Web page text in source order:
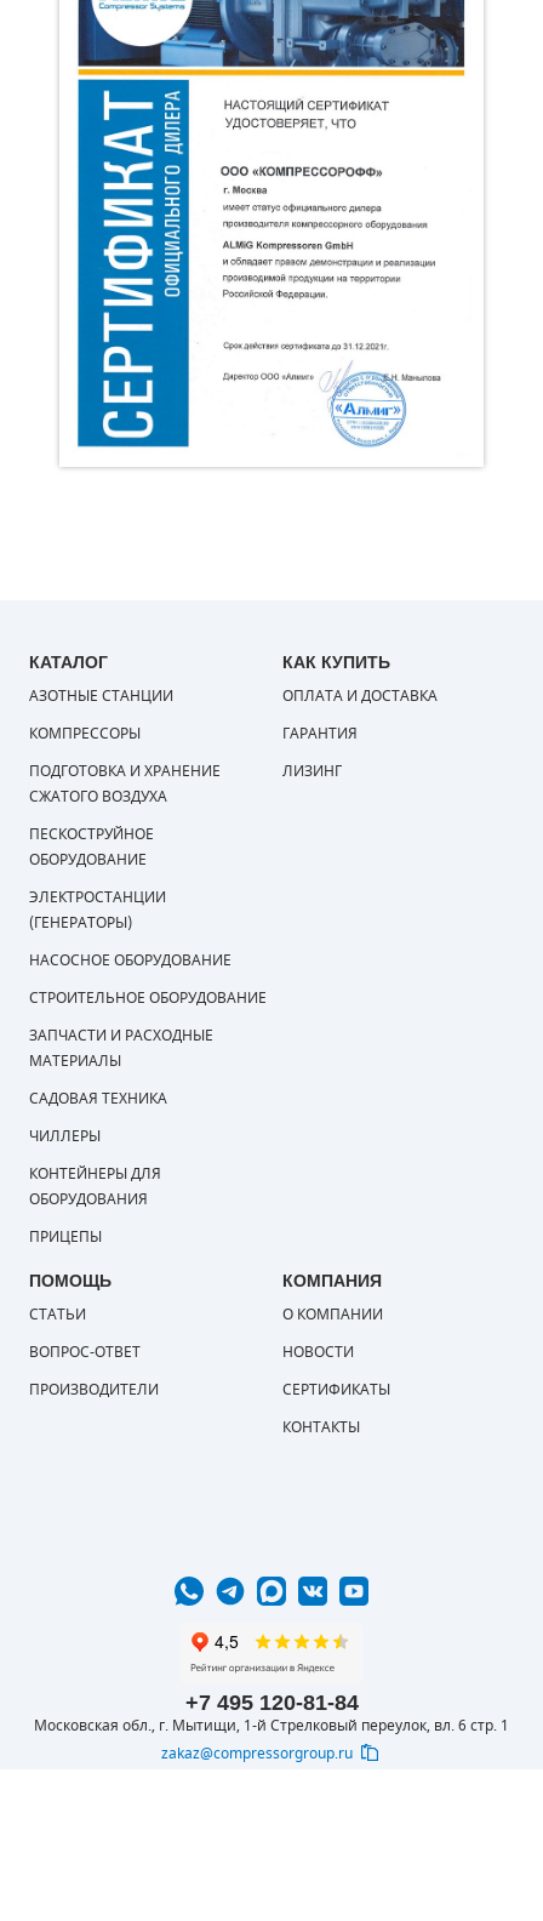
+7 495 120-81-84
Московская обл., г. Мытищи, 1-й Стрелковый переулок, вл. 6 стр. 1
zakaz@compressorgroup.ru
КАТАЛОГ
АЗОТНЫЕ СТАНЦИИ
КОМПРЕССОРЫ
ПОДГОТОВКА И ХРАНЕНИЕ
СЖАТОГО ВОЗДУХА
ПЕСКОСТРУЙНОЕ
ОБОРУДОВАНИЕ
ЭЛЕКТРОСТАНЦИИ
(ГЕНЕРАТОРЫ)
НАСОСНОЕ ОБОРУДОВАНИЕ
СТРОИТЕЛЬНОЕ ОБОРУДОВАНИЕ
ЗАПЧАСТИ И РАСХОДНЫЕ
МАТЕРИАЛЫ
САДОВАЯ ТЕХНИКА
ЧИЛЛЕРЫ
КОНТЕЙНЕРЫ ДЛЯ
ОБОРУДОВАНИЯ
ПРИЦЕПЫ
КАК КУПИТЬ
ОПЛАТА И ДОСТАВКА
ГАРАНТИЯ
ЛИЗИНГ
ПОМОЩЬ
СТАТЬИ
ВОПРОС-ОТВЕТ
ПРОИЗВОДИТЕЛИ
КОМПАНИЯ
О КОМПАНИИ
НОВОСТИ
СЕРТИФИКАТЫ
КОНТАКТЫ